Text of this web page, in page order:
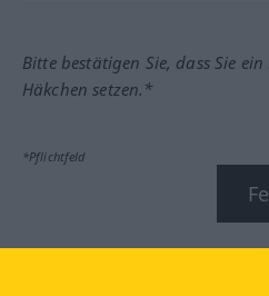
Bitte bestätigen Sie, dass Sie
Häkchen setzen.*
*Pflichtfeld